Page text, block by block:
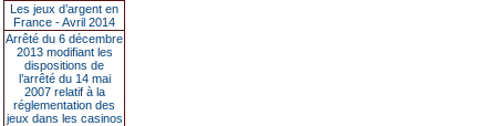
Les jeux d’argent en
France - Avril 2014
Arrêté du 6 décembre
2013 modifiant les
dispositions de
l’arrêté du 14 mai
2007 relatif à la
réglementation des
jeux dans les casinos